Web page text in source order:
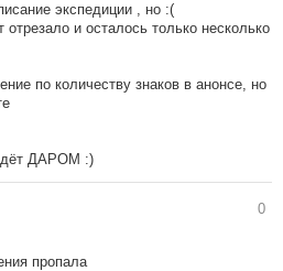
экспедиции , но :(
отрезало и осталось только несколько
по количеству знаков в анонсе, но
ДАРОМ :)
0
пропала